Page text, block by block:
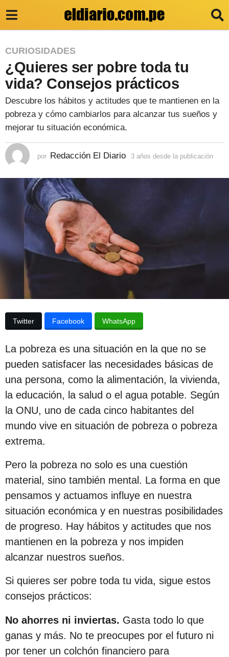
3
a
ñ
o
s
d
e
s
u
i
c
a
c
ó
n
3
s
d
e
s
d
e
l
b
l
i
CURIOSIDADES
¿Quieres ser pobre toda tu
vida? Consejos prácticos
Descubre los hábitos y actitudes que te mantienen en la
pobreza y cómo cambiarlos para alcanzar tus sueños y
mejorar tu situación económica.
por Redacción El Diario 3 años desde la publicación
Twitter Facebook WhatsApp
La pobreza es una situación en la que no se
pueden satisfacer las necesidades básicas de
una persona, como la alimentación, la vivienda,
la educación, la salud o el agua potable. Según
la ONU, uno de cada cinco habitantes del
mundo vive en situación de pobreza o pobreza
extrema.
Pero la pobreza no solo es una cuestión
material, sino también mental. La forma en que
pensamos y actuamos influye en nuestra
situación económica y en nuestras posibilidades
de progreso. Hay hábitos y actitudes que nos
mantienen en la pobreza y nos impiden
alcanzar nuestros sueños.
Si quieres ser pobre toda tu vida, sigue estos
consejos prácticos:
No ahorres ni inviertas. Gasta todo lo que
ganas y más. No te preocupes por el futuro ni
por tener un colchón financiero para